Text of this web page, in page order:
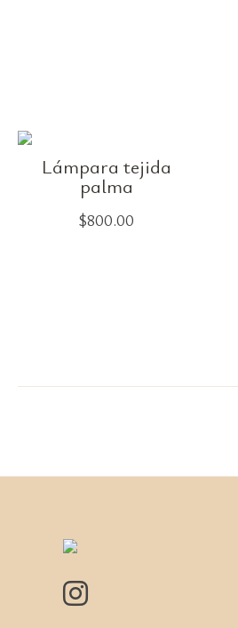
Lámpara tejida
palma
$800.00